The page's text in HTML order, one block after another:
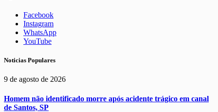
Facebook
Instagram
WhatsApp
YouTube
Noticias Populares
9 de agosto de 2026
Homem não identificado morre após acidente trágico em canal
de Santos, SP